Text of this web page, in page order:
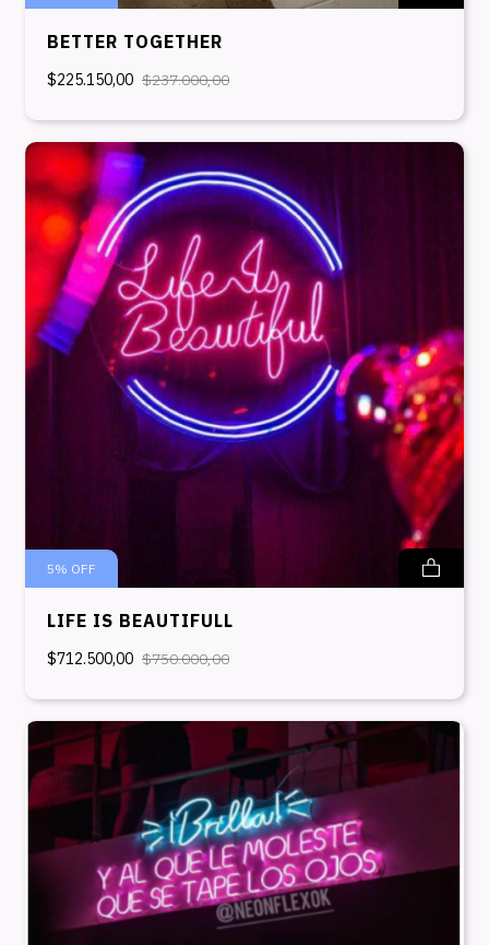
BETTER TOGETHER
$225.150,00 $237.000,00
5% OFF
LIFE IS BEAUTIFULL
$712.500,00 $750.000,00